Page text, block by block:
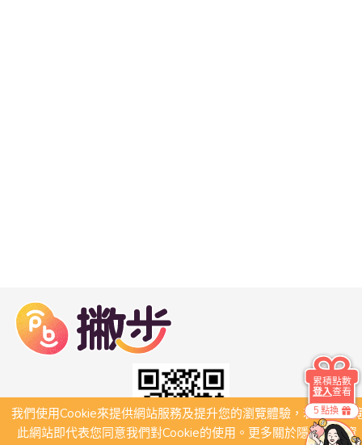
我們使用Cookie來提供網站服務及提升您的瀏覽體驗，若繼續瀏
此網站即代表您同意我們對Cookie的使用。更多關於隱私保護資
5 點換
累積點數
登入查看